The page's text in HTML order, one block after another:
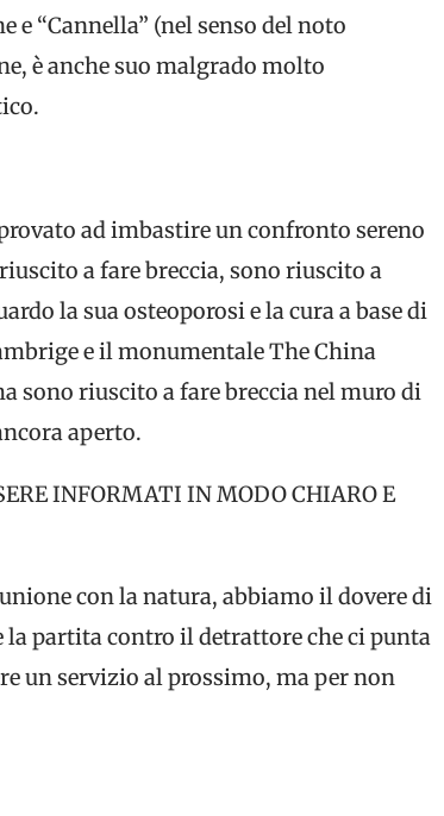
e “Cannella” (nel senso del noto
è anche suo malgrado molto
ad imbastire un confronto sereno
a fare breccia, sono riuscito a
la sua osteoporosi e la cura a base di
e il monumentale The China
sono riuscito a fare breccia nel muro di
aperto.
INFORMATI IN MODO CHIARO E
con la natura, abbiamo il dovere di
partita contro il detrattore che ci punta
un servizio al prossimo, ma per non